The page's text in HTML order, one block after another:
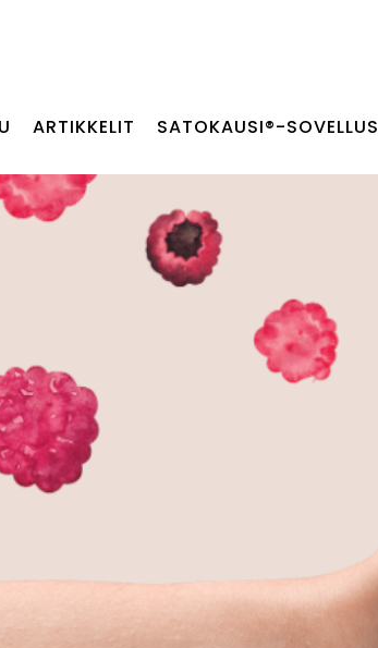
ARTIKKELIT SATOKAUSI®-SOVELLUS